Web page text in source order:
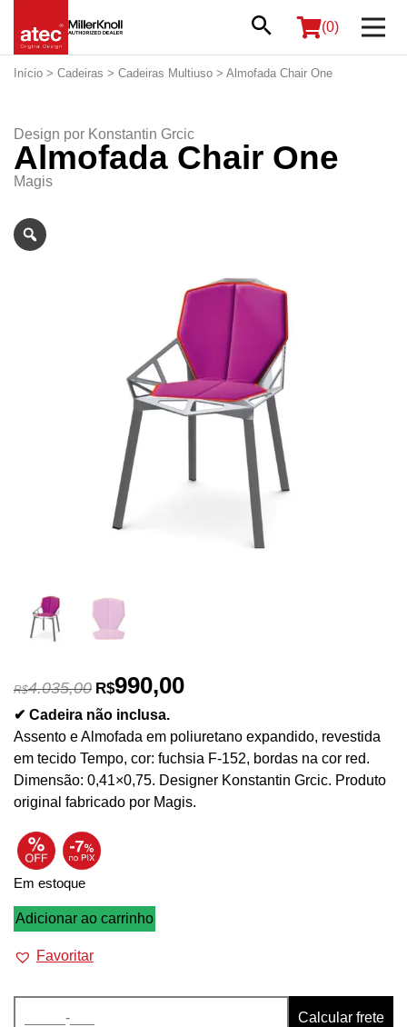
(0)
Início > Cadeiras > Cadeiras Multiuso > Almofada Chair One
Design por Konstantin Grcic
Almofada Chair One
Magis
R$4.035,00 O
preço
original
R$4.035,00.
R$990,00O
atual
é:
R$990,00.
✔ Cadeira não inclusa.
Assento e Almofada em poliuretano expandido, revestida
em tecido Tempo, cor: fuchsia F-152, bordas na cor red.
Dimensão: 0,41×0,75. Designer Konstantin Grcic. Produto
original fabricado por Magis.
Em estoque
Almofada
One
Adicionar ao carrinho
Favoritar
Calcular frete